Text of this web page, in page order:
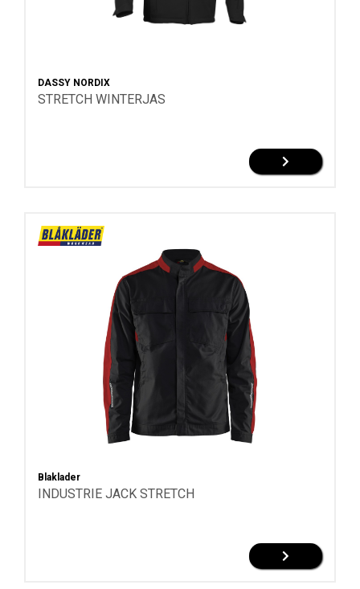
DASSY NORDIX
STRETCH WINTERJAS
Blaklader
INDUSTRIE JACK STRETCH